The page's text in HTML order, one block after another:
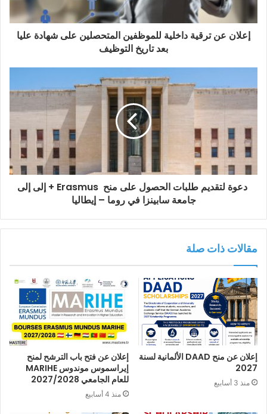
إعلان عن ترقية داخلية للموظفين المتحصلين على شهادة عليا
بعد تاريخ التوظيف
دعوة لتقديم طلبات الحصول على منح Erasmus + إلى إلى
جامعة سابينزا في روما – إيطاليا
مقالات ذات صلة
إعلان عن منح DAAD الألمانية لسنة
2027
منذ 3 أسابيع
إعلان عن فتح باب الترشح لمنح
إيراسموس موندوس MARIHE
للعام الجامعي 2027/2028
منذ 4 أسابيع